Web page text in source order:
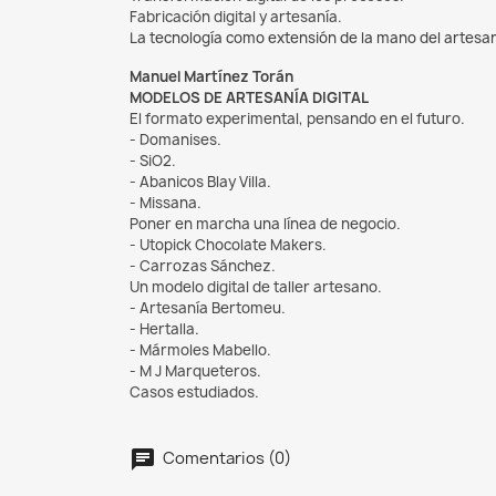
Fabricación digital y artesanía.
La tecnología como extensión de la mano del
Manuel Martínez Torán
MODELOS DE ARTESANÍA DIGITAL
El formato experimental, pensando en el futuro.
- Domanises.
- SiO2.
- Abanicos Blay Villa.
- Missana.
Poner en marcha una línea de negocio.
- Utopick Chocolate Makers.
- Carrozas Sánchez.
Un modelo digital de taller artesano.
- Artesanía Bertomeu.
- Hertalla.
- Mármoles Mabello.
- M J Marqueteros.
Casos estudiados.
chat Comentarios (0)